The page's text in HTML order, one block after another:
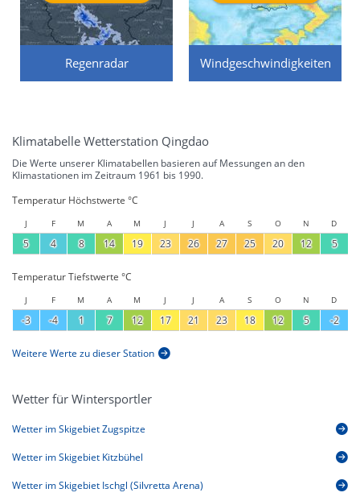
Regenradar Windgeschwindigkeiten
Klimatabelle Wetterstation Qingdao
Die Werte unserer Klimatabellen basieren auf Messungen an den
Klimastationen im Zeitraum 1961 bis 1990.
Temperatur Höchstwerte °C
J F M A M J J A S O N D
5 4 8 14 19 23 26 27 25 20 12 5
Temperatur Tiefstwerte °C
J F M A M J J A S O N D
-3 -4 1 7 12 17 21 23 18 12 5 -2
Weitere Werte zu dieser Station
Wetter für Wintersportler
Wetter im Skigebiet Zugspitze
Wetter im Skigebiet Kitzbühel
Wetter im Skigebiet Ischgl (Silvretta Arena)